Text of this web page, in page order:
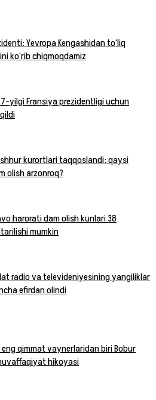
Yevropa Kengashidan to‘liq
ko‘rib chiqmoqdamiz
yilgi Fransiya prezidentligi uchun
kurortlari taqqoslandi: qaysi
olish arzonroq?
harorati dam olish kunlari 38
mumkin
radio va televideniyesining yangiliklar
efirdan olindi
eng qimmat vaynerlaridan biri Bobur
hikoyasi